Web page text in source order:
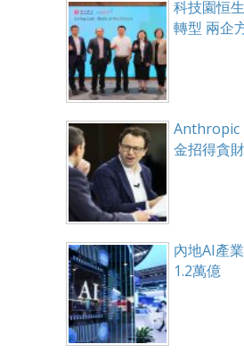
科技園恒
轉型 兩企
Anthropic
金招得貪
內地AI產
1.2萬億